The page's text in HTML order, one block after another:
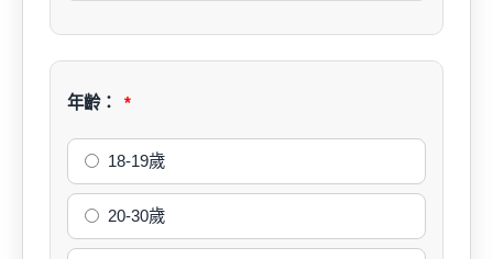
年齡：
18-19歲
20-30歲